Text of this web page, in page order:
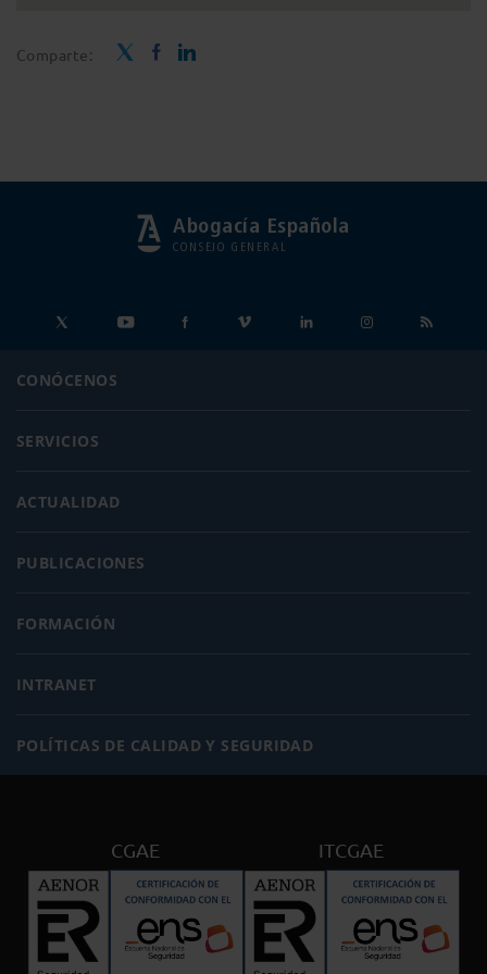
Comparte:
Abogacía Española
CONSEJO GENERAL
CONÓCENOS
SERVICIOS
ACTUALIDAD
PUBLICACIONES
FORMACIÓN
INTRANET
POLÍTICAS DE CALIDAD Y SEGURIDAD
CGAE ITCGAE